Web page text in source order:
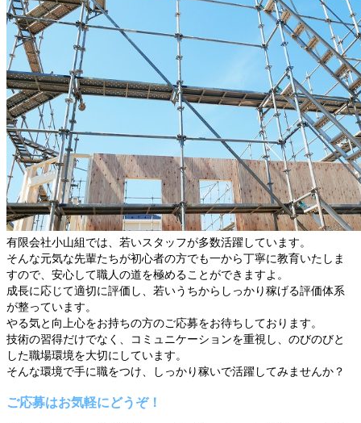
有限会社小山組では、若いスタッフが多数活躍しています。
そんな元気な先輩たちが初心者の方でも一から丁寧に教育いたしま
すので、安心して職人の道を極めることができますよ。
成長に応じて適切に評価し、若いうちからしっかり稼げる評価体系
が整っています。
やる気と向上心をお持ちの方のご応募をお待ちしております。
技術の習得だけでなく、コミュニケーションを重視し、のびのびと
した職場環境を大切にしています。
そんな環境で手に職をつけ、しっかり稼いで活躍してみませんか？
ご応募はお気軽にどうぞ！